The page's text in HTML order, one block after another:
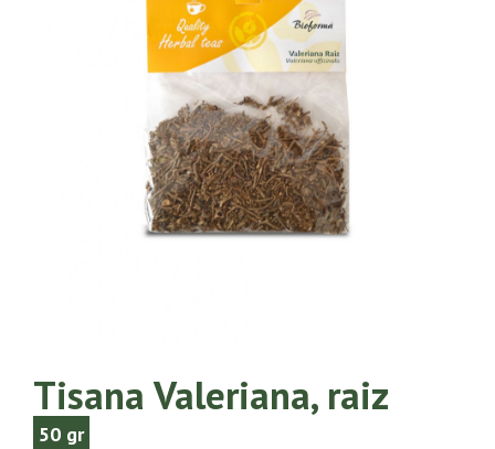
Tisana Valeriana, raiz
50 gr